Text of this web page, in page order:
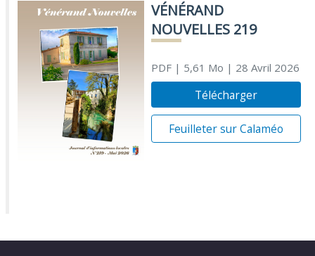
VÉNÉRAND
NOUVELLES 219
PDF| 5,61 Mo | 28 Avril 2026
Télécharger
Feuilleter sur Calaméo